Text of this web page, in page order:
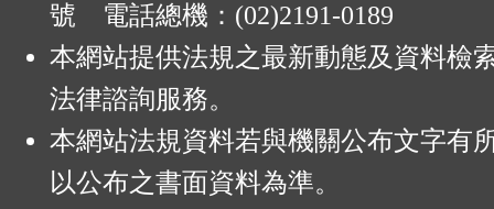
號 電話總機：(02)2191-0189
本網站提供法規之最新動態及資料檢
法律諮詢服務。
本網站法規資料若與機關公布文字有
以公布之書面資料為準。